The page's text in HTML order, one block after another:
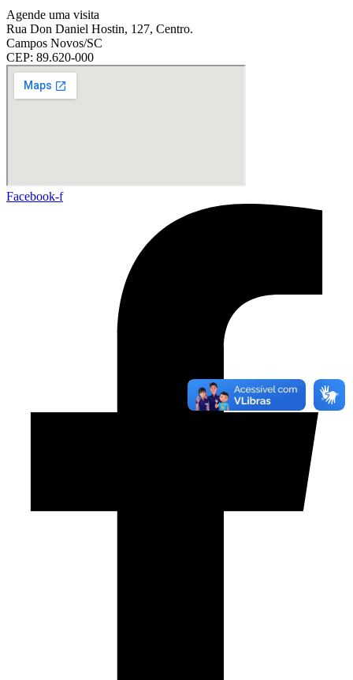
Agende uma visita
Rua Don Daniel Hostin, 127, Centro.
Campos Novos/SC
CEP: 89.620-000
Facebook-f